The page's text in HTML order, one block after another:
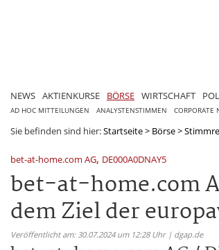
NEWS AKTIENKURSE BÖRSE WIRTSCHAFT
AD HOC MITTEILUNGEN ANALYSTENSTIMMEN CORPORATE
Sie befinden sind hier:Startseite> Börse>
bet-at-home.com AG, DE000A0DNAY5
bet-at-home.com
dem Ziel der
Veröffentlicht am: 30.07.2024 um 12:28 Uhr | dgap.de